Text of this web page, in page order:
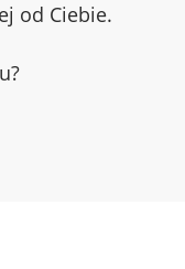
od Ciebie.